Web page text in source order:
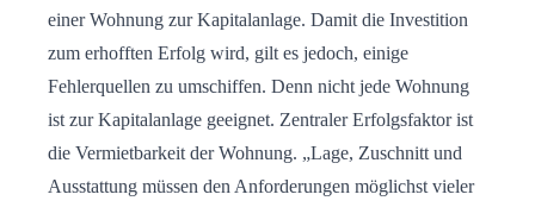
einer Wohnung zur Kapitalanlage. Damit die Investition
zum erhofften Erfolg wird, gilt es jedoch, einige
Fehlerquellen zu umschiffen. Denn nicht jede Wohnung
ist zur Kapitalanlage geeignet. Zentraler Erfolgsfaktor ist
die Vermietbarkeit der Wohnung. „Lage, Zuschnitt und
Ausstattung müssen den Anforderungen möglichst vieler